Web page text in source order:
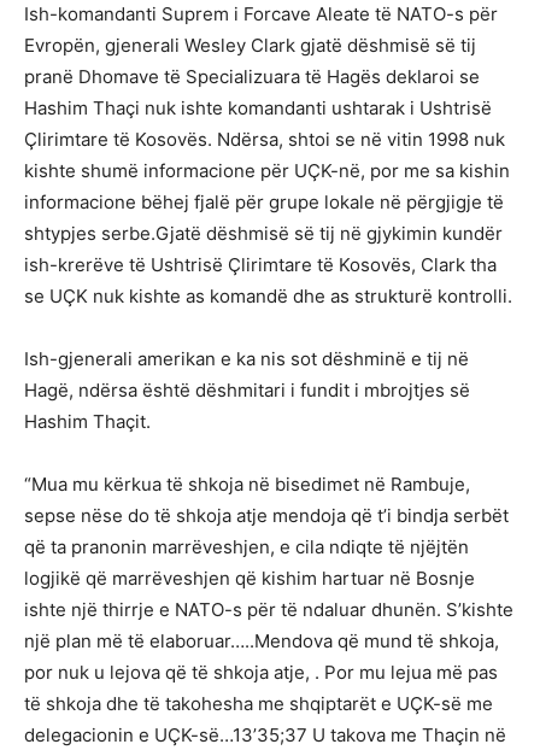
Ish-komandanti Suprem i Forcave Aleate të NATO-s për
Evropën, gjenerali Wesley Clark gjatë dëshmisë së tij
pranë Dhomave të Specializuara të Hagës deklaroi se
Hashim Thaçi nuk ishte komandanti ushtarak i Ushtrisë
Çlirimtare të Kosovës. Ndërsa, shtoi se në vitin 1998 nuk
kishte shumë informacione për UÇK-në, por me sa kishin
informacione bëhej fjalë për grupe lokale në përgjigje të
shtypjes serbe.Gjatë dëshmisë së tij në gjykimin kundër
ish-krerëve të Ushtrisë Çlirimtare të Kosovës, Clark tha
se UÇK nuk kishte as komandë dhe as strukturë kontrolli.
Ish-gjenerali amerikan e ka nis sot dëshminë e tij në
Hagë, ndërsa është dëshmitari i fundit i mbrojtjes së
Hashim Thaçit.
“Mua mu kërkua të shkoja në bisedimet në Rambuje,
sepse nëse do të shkoja atje mendoja që t’i bindja serbët
që ta pranonin marrëveshjen, e cila ndiqte të njëjtën
logjikë që marrëveshjen që kishim hartuar në Bosnje
ishte një thirrje e NATO-s për të ndaluar dhunën. S’kishte
një plan më të elaboruar…..Mendova që mund të shkoja,
por nuk u lejova që të shkoja atje, . Por mu lejua më pas
të shkoja dhe të takohesha me shqiptarët e UÇK-së me
delegacionin e UÇK-së…13’35;37 U takova me Thaçin në